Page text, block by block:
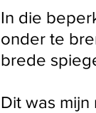
In die
onder te
brede
Dit was mijn